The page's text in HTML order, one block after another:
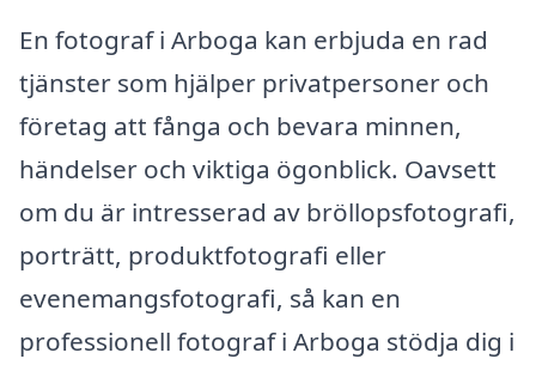
En fotograf i Arboga kan erbjuda en rad
tjänster som hjälper privatpersoner och
företag att fånga och bevara minnen,
händelser och viktiga ögonblick. Oavsett
om du är intresserad av bröllopsfotografi,
porträtt, produktfotografi eller
evenemangsfotografi, så kan en
professionell fotograf i Arboga stödja dig i